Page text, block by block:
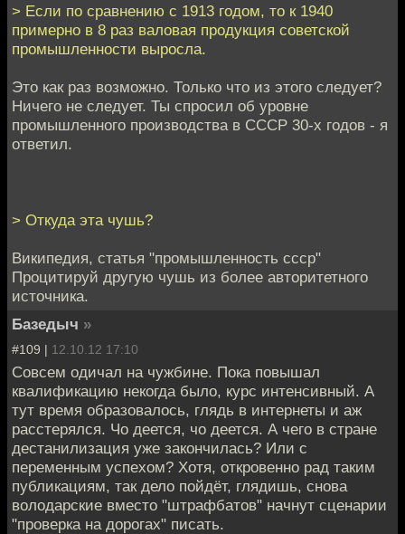
> Если по сравнению с 1913 годом, то к 1940
примерно в 8 раз валовая продукция советской
промышленности выросла.
Это как раз возможно. Только что из этого следует?
Ничего не следует. Ты спросил об уровне
промышленного производства в СССР 30-х годов - я
ответил.
> Откуда эта чушь?
Википедия, статья "промышленность ссср"
Процитируй другую чушь из более авторитетного
источника.
Базедыч »
#109 | 12.10.12 17:10
Совсем одичал на чужбине. Пока повышал
квалификацию некогда было, курс интенсивный. А
тут время образовалось, глядь в интернеты и аж
расстерялся. Чо деется, чо деется. А чего в стране
дестанилизация уже закончилась? Или с
переменным успехом? Хотя, откровенно рад таким
публикациям, так дело пойдёт, глядишь, снова
володарские вместо "штрафбатов" начнут сценарии
"проверка на дорогах" писать.